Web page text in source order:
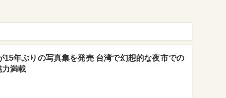
15年ぶりの写真集を発売 台湾で幻想的な夜市での
力満載